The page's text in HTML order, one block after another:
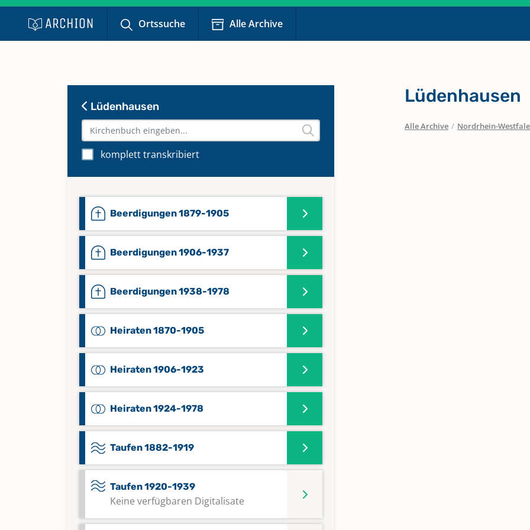
Ortssuche Alle Archive
Lüdenhausen
komplett transkribiert
Beerdigungen 1879-1905
Beerdigungen 1906-1937
Beerdigungen 1938-1978
Heiraten 1870-1905
Heiraten 1906-1923
Heiraten 1924-1978
Taufen 1882-1919
Taufen 1920-1939
Keine verfügbaren Digitalisate
Lüdenhausen
Alle Archive / Nordrhein-